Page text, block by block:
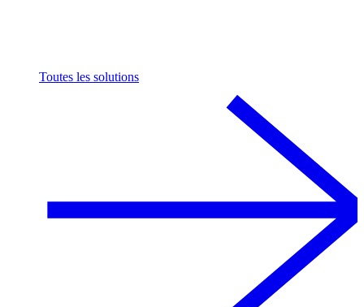
Toutes les solutions